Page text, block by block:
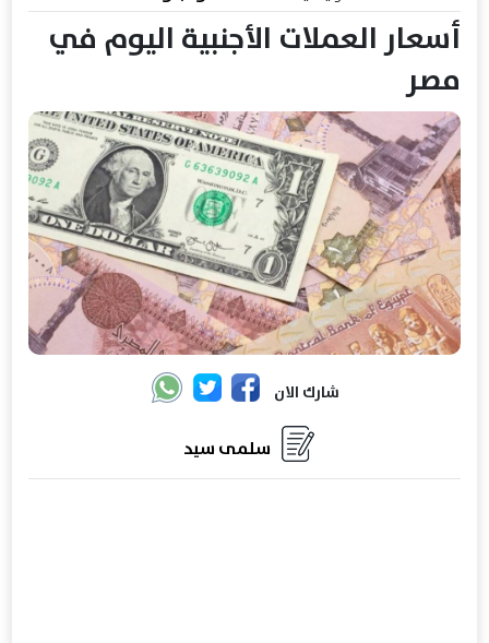
أسعار العملات الأجنبية اليوم في
مصر
شارك الان
سلمى سيد